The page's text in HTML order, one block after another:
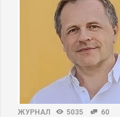
ЖУРНАЛ 5035 60